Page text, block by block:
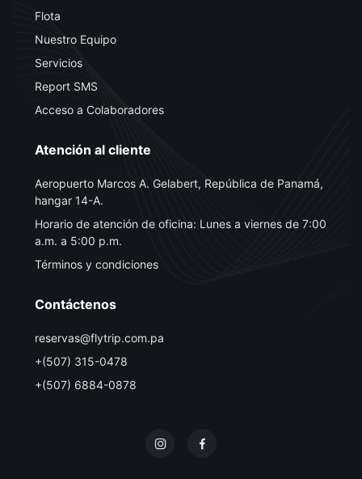
Flota
Nuestro Equipo
Servicios
Report SMS
Acceso a Colaboradores
Atención al cliente
Aeropuerto Marcos A. Gelabert, República de Panamá,
hangar 14-A.
Horario de atención de oficina: Lunes a viernes de 7:00
a.m. a 5:00 p.m.
Términos y condiciones
Contáctenos
reservas@flytrip.com.pa
+(507) 315-0478
+(507) 6884-0878